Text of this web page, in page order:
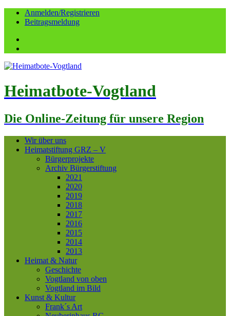
Anmelden/Registrieren
Beitragsmeldung
Heimatbote-Vogtland
Die Online-Zeitung für unsere Region
Wir über uns
Heimatstiftung GRZ – V
Bürgerprojekte
Archiv Bürgerstiftung
2021
2020
2019
2018
2017
2016
2015
2014
2013
Heimat & Natur
Geschichte
Vogtland von oben
Vogtland im Bild
Kunst & Kultur
Frank´s Art